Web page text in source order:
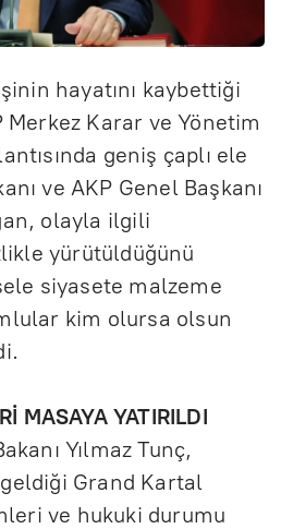
hayatını kaybettiği
Merkez Karar ve Yönetim
geniş çaplı ele
ve AKP Genel Başkanı
olayla ilgili
yürütüldüğünü
siyasete malzeme
kim olursa olsun
MASAYA YATIRILDI
Yılmaz Tunç,
Grand Kartal
ve hukuki durumu